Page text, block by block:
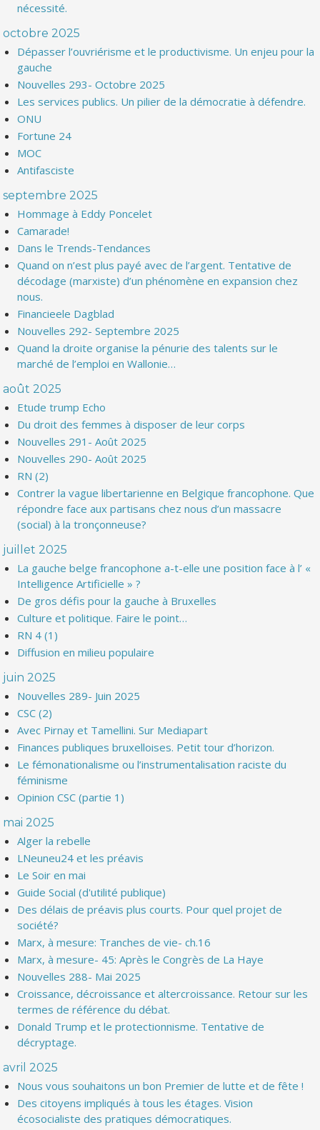
nécessité.
octobre 2025
Dépasser l’ouvriérisme et le productivisme. Un enjeu pour la
gauche
Nouvelles 293- Octobre 2025
Les services publics. Un pilier de la démocratie à défendre.
ONU
Fortune 24
MOC
Antifasciste
septembre 2025
Hommage à Eddy Poncelet
Camarade!
Dans le Trends-Tendances
Quand on n’est plus payé avec de l’argent. Tentative de
décodage (marxiste) d’un phénomène en expansion chez
nous.
Financieele Dagblad
Nouvelles 292- Septembre 2025
Quand la droite organise la pénurie des talents sur le
marché de l’emploi en Wallonie…
août 2025
Etude trump Echo
Du droit des femmes à disposer de leur corps
Nouvelles 291- Août 2025
Nouvelles 290- Août 2025
RN (2)
Contrer la vague libertarienne en Belgique francophone. Que
répondre face aux partisans chez nous d’un massacre
(social) à la tronçonneuse?
juillet 2025
La gauche belge francophone a-t-elle une position face à l’ «
Intelligence Artificielle » ?
De gros défis pour la gauche à Bruxelles
Culture et politique. Faire le point…
RN 4 (1)
Diffusion en milieu populaire
juin 2025
Nouvelles 289- Juin 2025
CSC (2)
Avec Pirnay et Tamellini. Sur Mediapart
Finances publiques bruxelloises. Petit tour d’horizon.
Le fémonationalisme ou l’instrumentalisation raciste du
féminisme
Opinion CSC (partie 1)
mai 2025
Alger la rebelle
LNeuneu24 et les préavis
Le Soir en mai
Guide Social (d'utilité publique)
Des délais de préavis plus courts. Pour quel projet de
société?
Marx, à mesure: Tranches de vie- ch.16
Marx, à mesure- 45: Après le Congrès de La Haye
Nouvelles 288- Mai 2025
Croissance, décroissance et altercroissance. Retour sur les
termes de référence du débat.
Donald Trump et le protectionnisme. Tentative de
décryptage.
avril 2025
Nous vous souhaitons un bon Premier de lutte et de fête !
Des citoyens impliqués à tous les étages. Vision
écosocialiste des pratiques démocratiques.